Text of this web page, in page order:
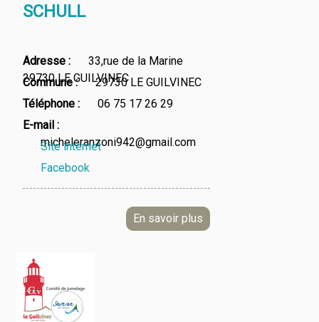
SCHULL
Adresse
33,rue de la Marine
29730 LE GUILVINEC
Commune
29730 LE GUILVINEC
Téléphone
06 75 17 26 29
E-mail
micheleranzoni942@gmail.com
Site internet
Facebook